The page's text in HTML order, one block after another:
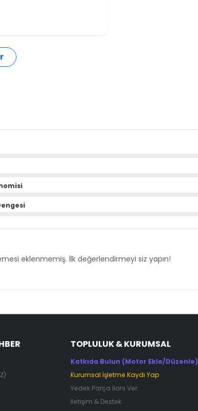
eklenmemiş. İlk değerlendirmeyi siz yapın!
TOPLULUK & KURUMSAL
Katkıda Bulun (Motor Ekle/Düzenle)
Kurumsal İşletme Kaydı Yap
Yedek Parça İlanı Ver
İletişim & Destek